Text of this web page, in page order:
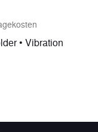
• Vibration